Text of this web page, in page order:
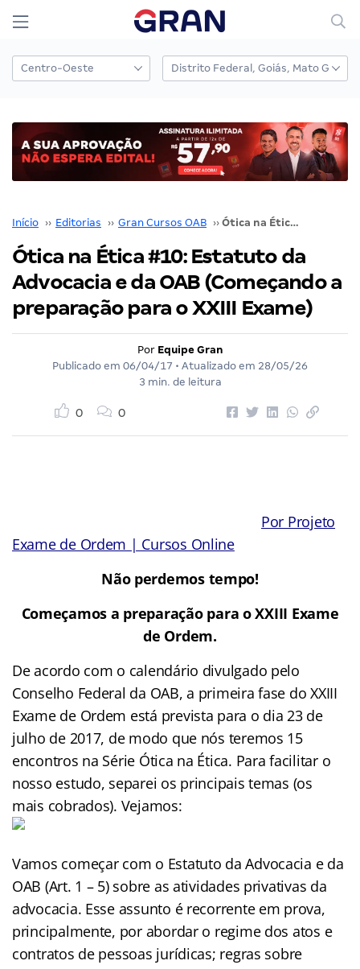
Início ›› Editorias ›› Gran Cursos OAB ›› Ótica na Ética #10: Estatuto da Advocacia e da OAB (Começando a preparação para o XXIII Exame)
Ótica na Ética #10: Estatuto da
Advocacia e da OAB (Começando a
preparação para o XXIII Exame)
Por Equipe Gran
Publicado em 06/04/17 • Atualizado em 28/05/26
3 min. de leitura
0 0
Por Projeto
Exame de Ordem | Cursos Online
Não perdemos tempo!
Começamos a preparação para o XXIII Exame
de Ordem.
De acordo com o calendário divulgado pelo
Conselho Federal da OAB, a primeira fase do XXIII
Exame de Ordem está prevista para o dia 23 de
julho de 2017, de modo que nós teremos 15
encontros na Série Ótica na Ética. Para facilitar o
nosso estudo, separei os principais temas (os
mais cobrados). Vejamos:
Vamos começar com o Estatuto da Advocacia e da
OAB (Art. 1 – 5) sobre as atividades privativas da
advocacia. Esse assunto é recorrente em prova,
principalmente, por abordar o regime dos atos e
contratos de pessoas jurídicas; regras sobre